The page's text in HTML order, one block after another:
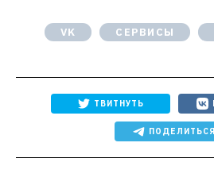
VK СЕРВИСЫ
ТВИТНУТЬ
ПОДЕЛИТЬСЯ